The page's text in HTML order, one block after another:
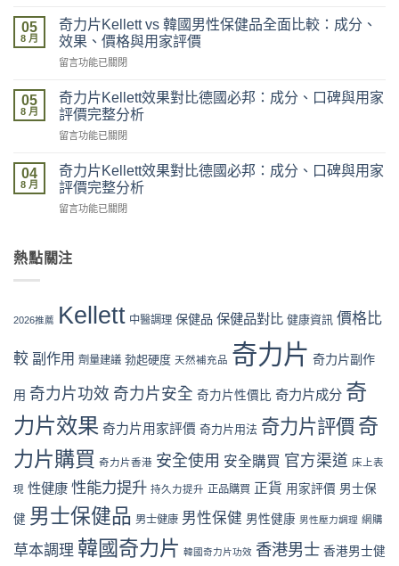
購
買
流
程
整
教
從
單
到
收
次
看
力
片
Kellett
vs
本
男
性
保
品：
成
功
用
碑
全
對
比
香
港
篇）〉
05
8 月
奇力片Kellett vs 韓國男性保健品全面比較：成分、
效果、價格與用家評價
在
力
片
Kellett
vs
國
男
性
保
全
成
果、
格
用
評
價〉
中
留言功能已關閉
05
8 月
奇力片Kellett效果對比德國必邦：成分、口碑與用家
評價完整分析
在
力
片
Kellett
效
比
邦：
口
與
家
評
價
完
整
分
析〉
留言功能已關閉
04
8 月
奇力片Kellett效果對比德國必邦：成分、口碑與用家
評價完整分析
在
片
Kellett
對
國
邦：
成
分、
口
碑
與
用
家
評
價
完
整
留言功能已關閉
熱點關注
2026推薦 Kellett 中醫調理 保健品 保健品對比 健康資訊 價格比
較 副作用 劑量建議 勃起硬度 天然補充品 奇力片 奇力片副作
用 奇力片功效 奇力片安全 奇力片性價比 奇力片成分 奇
力片效果 奇力片用家評價 奇力片用法 奇力片評價 奇
力片購買 奇力片香港 安全使用 安全購買 官方渠道 床上表
現 性健康 性能力提升 持久力提升 正品購買 正貨 用家評價 男士保
健 男士保健品 男士健康 男性保健 男性健康 男性壓力調理 網購
草本調理 韓國奇力片 韓國奇力片功效 香港男士 香港男士健